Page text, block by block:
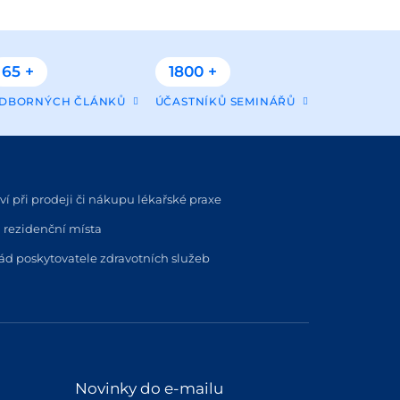
65 +
ČLÁNKŮ
1800 +
ÚČASTNÍKŮ SEMINÁŘŮ
při prodeji či nákupu lékařské praxe
rezidenční místa
poskytovatele zdravotních služeb
Novinky do e-mailu